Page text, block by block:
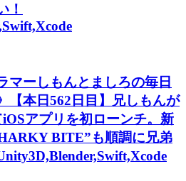
！
マーしもんとましろの毎日
【本日562日目】兄しもんが
アプリを初ローンチ。新
BITE”も順調に兄弟